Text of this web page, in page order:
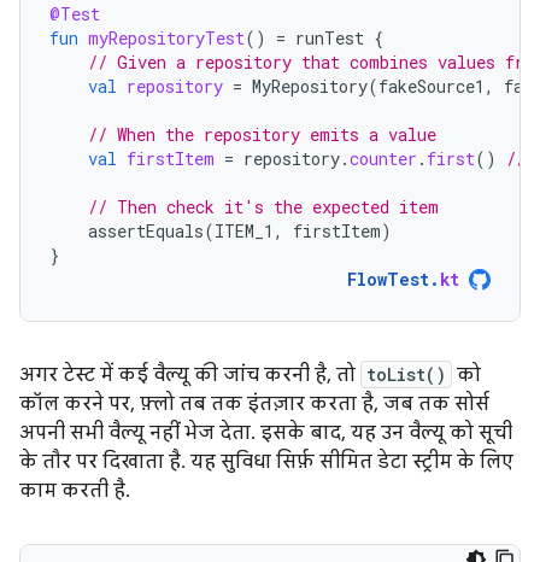
@Test
fun myRepositoryTest() = runTest {
// Given a repository that combines values
val repository = MyRepository(fakeSource1 ,
// When the repository emits a value
val firstItem = repository.counter . first() //
// Then check it's the expected item
assertEquals(ITEM_1 , firstItem)
}
FlowTest. kt
अगर टेस्ट में कई वैल्यू की जांच करनी है, तो toList() को
कॉल करने पर, फ़्लो तब तक इंतज़ार करता है, जब तक सोर्स
अपनी सभी वैल्यू नहीं भेज देता. इसके बाद, यह उन वैल्यू को सूची
के तौर पर दिखाता है. यह सुविधा सिर्फ़ सीमित डेटा स्ट्रीम के लिए
काम करती है.